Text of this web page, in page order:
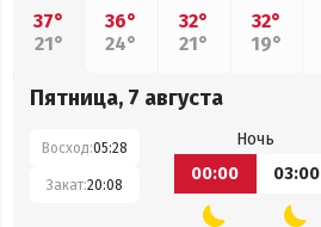
37°
21°
36°
24°
32°
21°
32°
19°
Пятница, 7 августа
Восход:05:28
Закат:20:08
Ночь
00:00
03:00